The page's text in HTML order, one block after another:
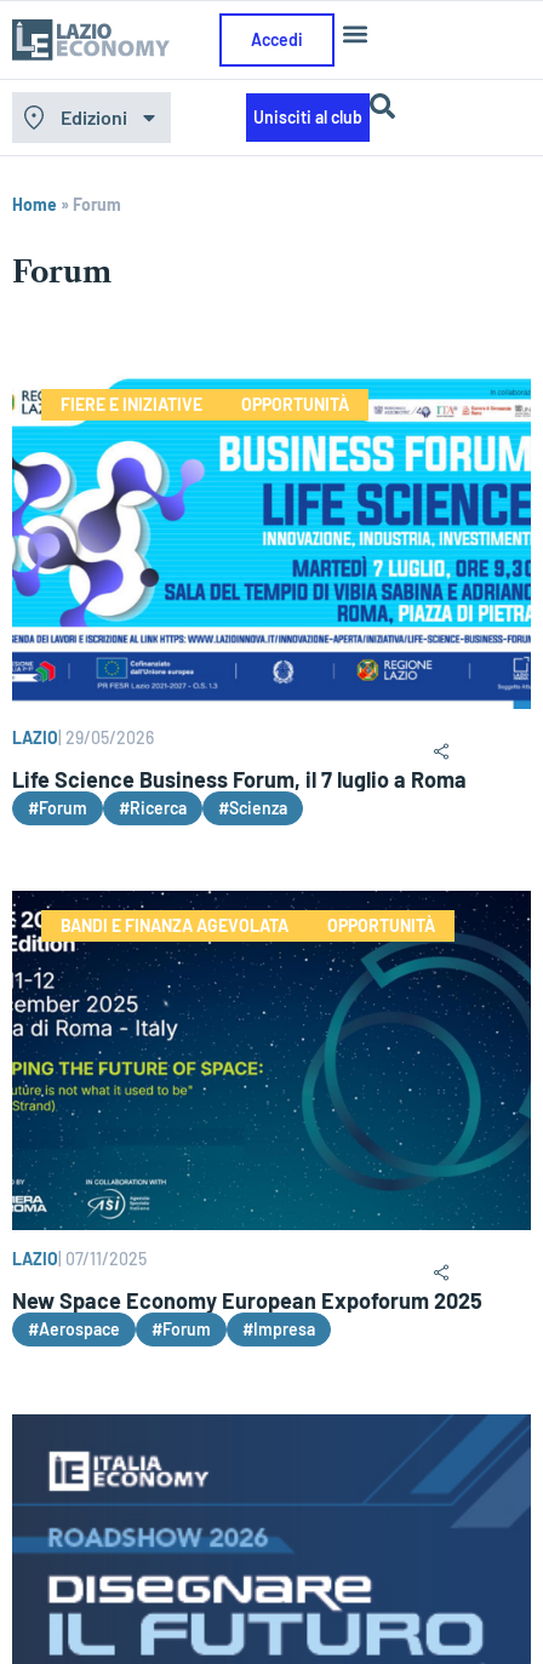
Accedi
Edizioni Unisciti al club
Home » Forum
Forum
FIERE E INIZIATIVE OPPORTUNITÀ
LAZIO 29/05/2026
Life Science Business Forum, il 7 luglio a Roma
#Forum #Ricerca #Scienza
BANDI E FINANZA AGEVOLATA OPPORTUNITÀ
LAZIO 07/11/2025
New Space Economy European Expoforum 2025
#Aerospace #Forum #Impresa